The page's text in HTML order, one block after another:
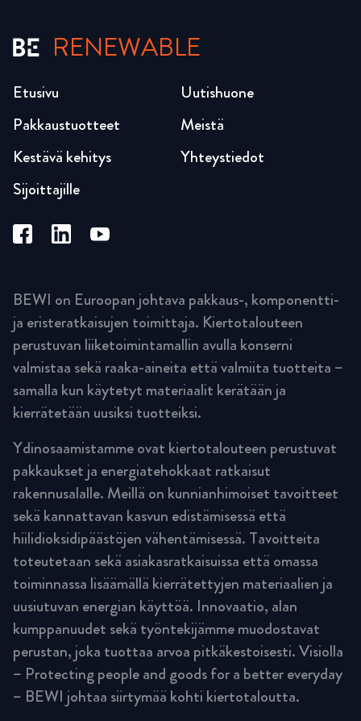
RENEWABLE
Etusivu
Pakkaustuotteet
Kestävä kehitys
Sijoittajille
Uutishuone
Meistä
Yhteystiedot
BEWI on Euroopan johtava pakkaus-, komponentti-
ja eristeratkaisujen toimittaja. Kiertotalouteen
perustuvan liiketoimintamallin avulla konserni
valmistaa sekä raaka-aineita että valmiita tuotteita –
samalla kun käytetyt materiaalit kerätään ja
kierrätetään uusiksi tuotteiksi.
Ydinosaamistamme ovat kiertotalouteen perustuvat
pakkaukset ja energiatehokkaat ratkaisut
rakennusalalle. Meillä on kunnianhimoiset tavoitteet
sekä kannattavan kasvun edistämisessä että
hiilidioksidipäästöjen vähentämisessä. Tavoitteita
toteutetaan sekä asiakasratkaisuissa että omassa
toiminnassa lisäämällä kierrätettyjen materiaalien ja
uusiutuvan energian käyttöä. Innovaatio, alan
kumppanuudet sekä työntekijämme muodostavat
perustan, joka tuottaa arvoa pitkäkestoisesti. Visiolla
– Protecting people and goods for a better everyday
– BEWI johtaa siirtymää kohti kiertotaloutta.